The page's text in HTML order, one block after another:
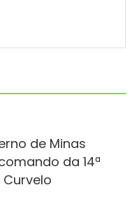
de Minas
da 14ª